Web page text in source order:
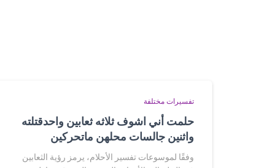
تفسيرات مختلفة
حلمت أني اشوف ثلاثه ثعابين واحدقتلته
واثنين جالسات محلهن ماتحركين
وفقًا لموسوعات تفسير الأحلام، يرمز رؤية الثعابين